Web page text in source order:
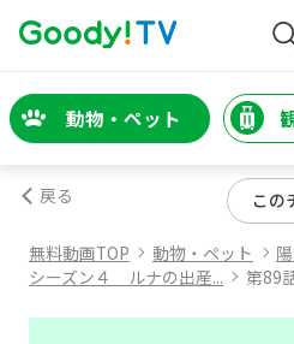
動物・ペット
戻る この
無料動画TOP 動物・ペット
シーズン４ ルナの出産...
第89